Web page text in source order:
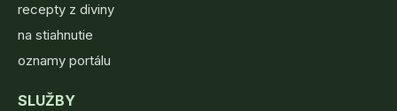
recepty z diviny
na stiahnutie
oznamy portálu
SLUŽBY